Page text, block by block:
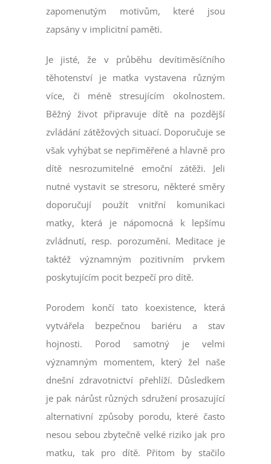
zapomenutým motivům, které jsou
zapsány v implicitní paměti.
Je jisté, že v průběhu devítiměsíčního
těhotenství je matka vystavena různým
více, či méně stresujícím okolnostem.
Běžný život připravuje dítě na pozdější
zvládání zátěžových situací. Doporučuje se
však vyhýbat se nepřiměřené a hlavně pro
dítě nesrozumitelné emoční zátěži. Jeli
nutné vystavit se stresoru, některé směry
doporučují použít vnitřní komunikaci
matky, která je nápomocná k lepšímu
zvládnutí, resp. porozumění. Meditace je
taktéž významným pozitivním prvkem
poskytujícím pocit bezpečí pro dítě.
Porodem končí tato koexistence, která
vytvářela bezpečnou bariéru a stav
hojnosti. Porod samotný je velmi
významným momentem, který žel naše
dnešní zdravotnictví přehlíží. Důsledkem
je pak nárůst různých sdružení prosazující
alternativní způsoby porodu, které často
nesou sebou zbytečně velké riziko jak pro
matku, tak pro dítě. Přitom by stačilo